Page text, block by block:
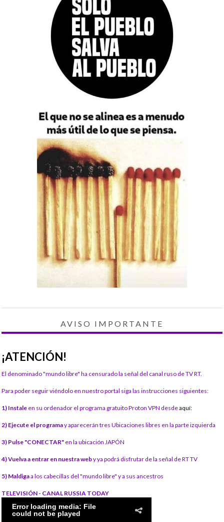
AVISO IMPORTANTE
¡ATENCIÓN!
El denominado "mundo libre" ha censurado la señal del canal ruso de TV RT.
Para poder seguir viéndolo en nuestro portal siga las instrucciones siguientes:
1) Instale en su ordenador el programa gratuito Proton VPN desdeaquí:
2) Ejecute el programay aparecerán tres Ubicaciones libres en la parte izquierda
3) Pulse "CONECTAR" en la ubicación JAPÓN
4) Vuelva a entrar en nuestra weby ya podrá disfrutar de la señal de RT TV
5) Maldigaa los cabecillas del "mundo libre" y a sus ancestros
TELEVISIÓN - CANAL RUSSIA TODAY